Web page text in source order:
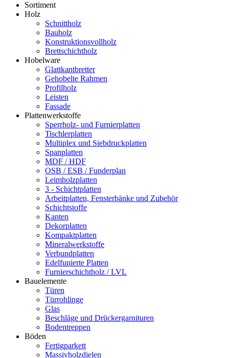
Sortiment
Holz
Schnittholz
Bauholz
Konstruktionsvollholz
Brettschichtholz
Hobelware
Glattkantbretter
Gehobelte Rahmen
Profilholz
Leisten
Fassade
Plattenwerkstoffe
Sperrholz- und Furnierplatten
Tischlerplatten
Multiplex und Siebdruckplatten
Spanplatten
MDF / HDF
OSB / ESB / Funderplan
Leimholzplatten
3 - Schichtplatten
Arbeitplatten, Fensterbänke und Zubehör
Schichtstoffe
Kanten
Dekorplatten
Kompaktplatten
Mineralwerkstoffe
Verbundplatten
Edelfunierte Platten
Furnierschichtholz / LVL
Bauelemente
Türen
Türrohlinge
Glas
Beschläge und Drückergarnituren
Bodentreppen
Böden
Fertigparkett
Massivholzdielen